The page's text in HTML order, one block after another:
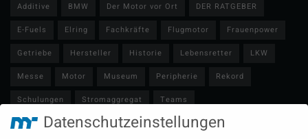
Additive BMW Der Motor vor Ort
DER RATGEBER
E-Fuels
Elring Fachkräfte Flugmotor
Frauenpower
Getriebe
Hersteller Historie Lebensretter
LKW
Messe
Motor Museum Peripherie
Rekord
Schulungen
Stromaggregat
Teams
Technische Redaktion
Turbolader Video
Datenschutzeinstellungen